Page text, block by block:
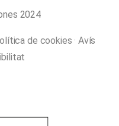
2024
de cookies · Avís